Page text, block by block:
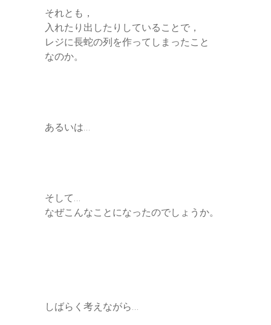
それとも，
入れたり出したりしていることで，
レジに長蛇の列を作ってしまったこと
なのか。
あるいは…
そして…
なぜこんなことになったのでしょうか。
しばらく考えながら…